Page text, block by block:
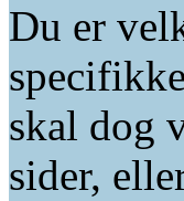
Du er
skal dog
sider,